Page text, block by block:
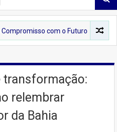
com o Futuro da Bahia
transformação:
relembrar
da Bahia